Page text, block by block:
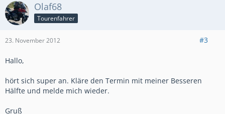
Olaf68
Tourenfahrer
23. November 2012 #3
Hallo,
hört sich super an. Kläre den Termin mit meiner Besseren
Hälfte und melde mich wieder.
Gruß